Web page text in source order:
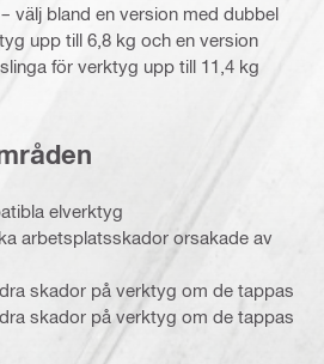
välj bland en version med dubbel
upp till 6,8 kg och en version
för verktyg upp till 11,4 kg
elverktyg
arbetsplatsskador orsakade av
skador på verktyg om de tappas
skador på verktyg om de tappas